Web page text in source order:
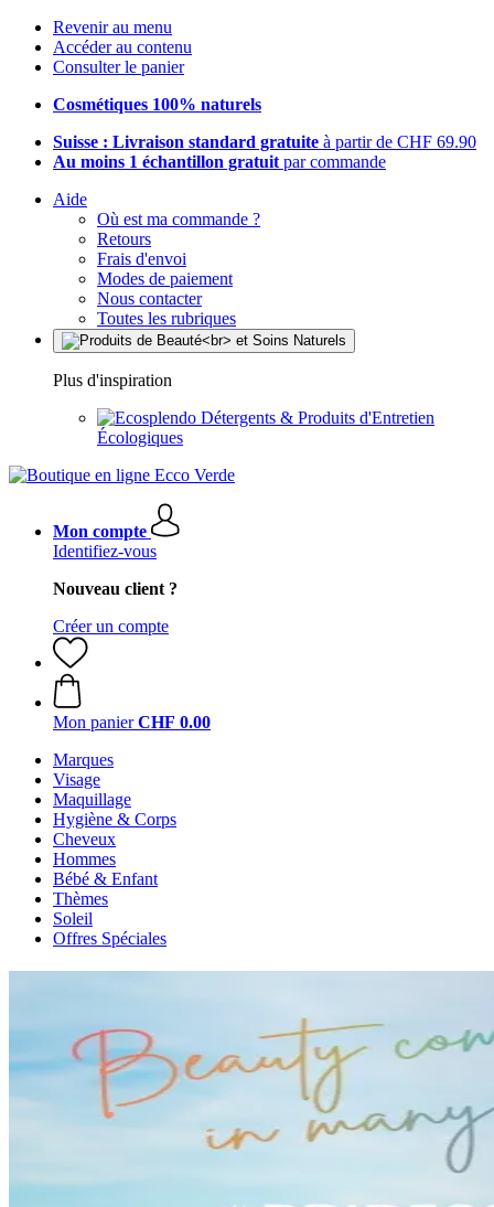
Revenir au menu
Accéder au contenu
Consulter le panier
Cosmétiques 100% naturels
Suisse : Livraison standard gratuite à partir de CHF 69.90
Au moins 1 échantillon gratuit par commande
Aide
Où est ma commande ?
Retours
Frais d'envoi
Modes de paiement
Nous contacter
Toutes les rubriques
Plus d'inspiration
Détergents & Produits d'Entretien
Écologiques
Mon compte
Identifiez-vous
Nouveau client ?
Créer un compte
Mon panier CHF 0.00
Marques
Visage
Maquillage
Hygiène & Corps
Cheveux
Hommes
Bébé & Enfant
Thèmes
Soleil
Offres Spéciales